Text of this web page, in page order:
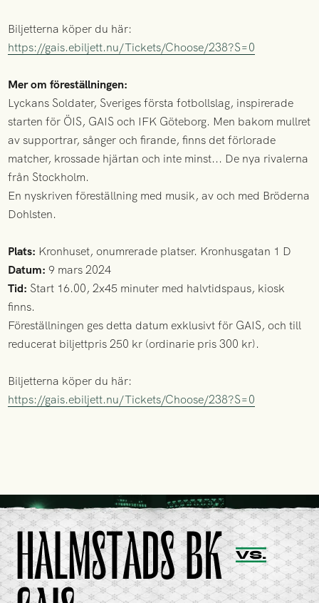
Biljetterna köper du här:
https://gais.ebiljett.nu/Tickets/Choose/238?S=0
Mer om föreställningen:
Lyckans Soldater, Sveriges första fotbollslag, inspirerade
starten för ÖIS, GAIS och IFK Göteborg. Men bakom mullret
av supportrar, sånger och firande, finns det förlorade
matcher, krossade hjärtan och inte minst... De nya rivalerna
från Stockholm.
En nyskriven föreställning med musik, av och med Bröderna
Dohlsten.
Plats: Kronhuset, onumrerade platser. Kronhusgatan 1 D
Datum:9 mars 2024
Tid: Start 16.00, 2x45 minuter med halvtidspaus, kiosk
finns.
Föreställningen ges detta datum exklusivt för GAIS, och till
reducerat biljettpris 250 kr (ordinarie pris 300 kr).
Biljetterna köper du här:
https://gais.ebiljett.nu/Tickets/Choose/238?S=0